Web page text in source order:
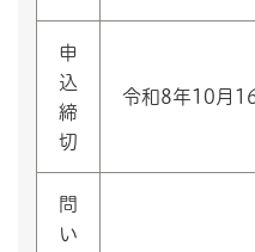
申
込
締
切
令和8年10月
問
い